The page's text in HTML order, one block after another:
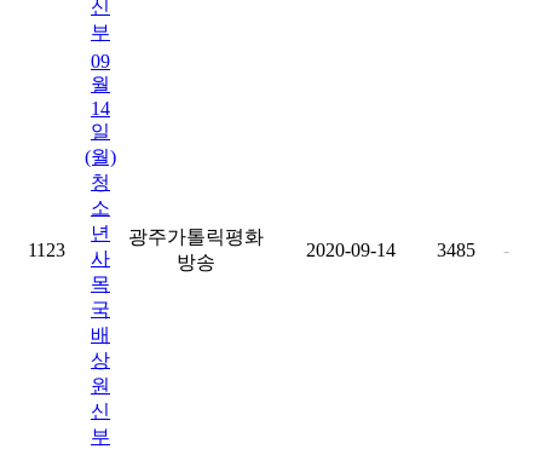
신
부
1123
09
월
14
일
(월)
청
소
년
사
목
국
배
상
원
신
부
광주가톨릭평화
방송
2020-09-14 3485 -